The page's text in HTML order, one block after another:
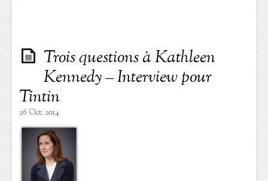
Trois questions à Kathleen
Kennedy – Interview pour
Tintin
26 Oct. 2014